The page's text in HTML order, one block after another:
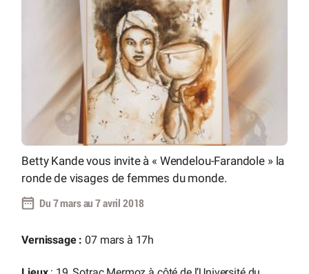
Betty Kande vous invite à « Wendelou-Farandole » la
ronde de visages de femmes du monde.
Du 7 mars au 7 avril 2018
Vernissage : 07 mars à 17h